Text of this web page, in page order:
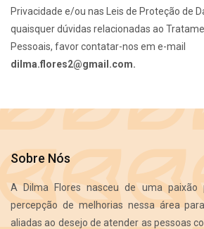
Privacidade e/ou nas Leis de Proteção de
quaisquer dúvidas relacionadas ao
Pessoais, favor contatar-nos em e-mail
dilma.flores2@gmail.com.
Sobre Nós
A Dilma Flores nasceu de uma paixão
percepção de melhorias nessa área
aliadas ao desejo de atender as pessoas